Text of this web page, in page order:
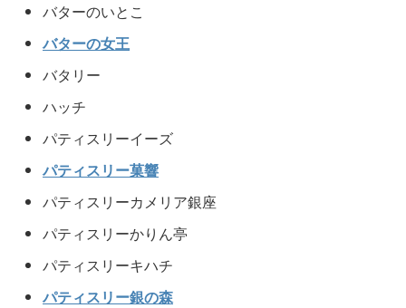
バターのいとこ
バターの女王
バタリー
ハッチ
パティスリーイーズ
パティスリー菓響
パティスリーカメリア銀座
パティスリーかりん亭
パティスリーキハチ
パティスリー銀の森